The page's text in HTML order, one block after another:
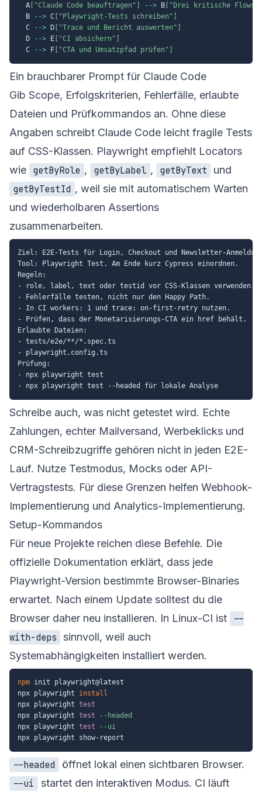
  A
["Claude Code beauftragen"] --> B ["Drei kritische Flows
  B
--> C ["Playwright-Tests schreiben"]
  C
--> D ["Trace und Bericht auswerten"]
  D
--> E ["CI absichern"]
  C
--> F ["CTA und Umsatzpfad prüfen"]
Ein brauchbarer Prompt für Claude Code
Gib Scope, Erfolgskriterien, Fehlerfälle, erlaubte
Dateien und Prüfkommandos an. Ohne diese
Angaben schreibt Claude Code leicht fragile Tests
auf CSS-Klassen. Playwright empfiehlt Locators
wie getByRole , getByLabel , getByText
und
getByTestId , weil sie mit automatischem Warten
und wiederholbaren Assertions
zusammenarbeiten.
Ziel: E2E-Tests für Login, Checkout und Newsletter-
Tool: Playwright Test. Am Ende kurz Cypress einordnen.
Regeln:
- role, label, text oder testid vor CSS-Klassen verwenden.
- Fehlerfälle testen, nicht nur den Happy Path.
- In CI workers: 1 und trace: on-first-retry nutzen.
- Prüfen, dass der Monetarisierungs-CTA ein href behält.
Erlaubte Dateien:
- tests/e2e/**/*.spec.ts
- playwright.config.ts
Prüfung:
- npx playwright test
Schreibe auch, was nicht getestet wird. Echte
Zahlungen, echter Mailversand, Werbeklicks und
CRM-Schreibzugriffe gehören nicht in jeden E2E-
Lauf. Nutze Testmodus, Mocks oder API-
Vertragstests. Für diese Grenzen helfen Webhook-
Implementierung und Analytics-Implementierung.
Setup-Kommandos
Für neue Projekte reichen diese Befehle. Die
offizielle Dokumentation erklärt, dass jede
Playwright-Version bestimmte Browser-Binaries
erwartet. Nach einem Update solltest du die
Browser daher neu installieren. In Linux-CI ist
--
with-deps sinnvoll, weil auch
Systemabhängigkeiten installiert werden.
npm init playwright@latest
npx playwright install
npx playwright test
npx playwright test
--headed
npx playwright test
--ui
--headed
öffnet lokal einen sichtbaren Browser.
--ui
startet den interaktiven Modus. CI läuft